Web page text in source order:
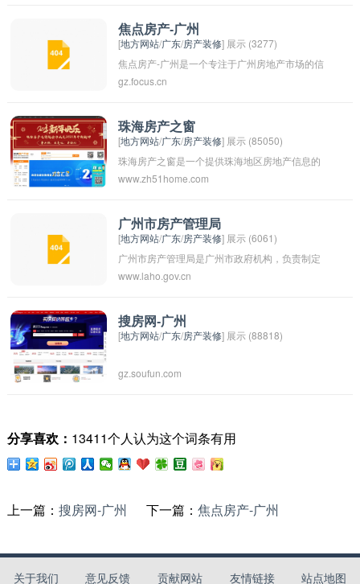
等多方面的信息服务。用户可以在搜房网上轻松
查找心仪的房源信息，并了解深圳地区的房产市
场动态。搜房网-深圳致力于为用户提供便捷、全
面的房产信息服务，帮助用户找到理想的居住或
焦点房产-广州
[地方网站/广东/房产装修] 展示 (3277)
焦点房产-广州是一个专注于广州房地产市场的信
息平台，提供广州各类房产相关的新闻、资讯、
个区域的房产信息，了解房地产市场的动态和趋
势，以便做出更好的投资决策。焦点房产-广州致
力于为用户提供全面、及时、准确的房产信息，
帮助他们更好地了解广州的房地产市场。
gz.focus.cn
珠海房产之窗
[地方网站/广东/房产装修] 展示 (85050)
珠海房产之窗是一个提供珠海地区房地产信息的
平台，提供房屋买卖、出租、装修等相关信息，
个平台可以帮助用户了解当地的房地产市场动
态，找到符合自己需求的房产信息，进行租赁或
购买交易。通过珠海房产之窗，用户可以浏览各
种类型的房产信息，包括公寓、别墅、写字楼
www.zh51home.com
广州市房产管理局
[地方网站/广东/房产装修] 展示 (6061)
广州市房产管理局是广州市政府机构，负责制定
和执行广州市房地产管理相关政策，监督和管理
的住房权益。该局的职责包括土地开发和利用、
房地产市场监管、物业管理等方面的工作。通过
的稳定和良好秩序。
www.laho.gov.cn
搜房网-广州
[地方网站/广东/房产装修] 展示 (88818)
gz.soufun.com
分享喜欢： 13411个人认为这个词条有用
上一篇： 搜房网-广州 下一篇： 焦点房产-广州
关于我们 意见反馈 贡献网站 友情链接 站点地图